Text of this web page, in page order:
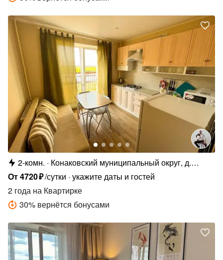
2-комн.
Конаковский муниципальный округ, д.
Мокшино, Солнечная ул., 92
От4720₽/сутки укажите даты и гостей
2 года на Квартирке
30% вернётся бонусами